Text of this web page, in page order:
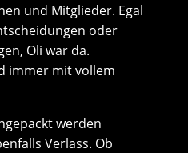
und Mitglieder. Egal
oder
Oli war da.
immer mit vollem
werden
Verlass. Ob